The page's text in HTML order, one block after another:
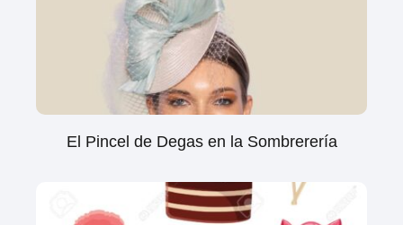
El Pincel de Degas en la Sombrerería